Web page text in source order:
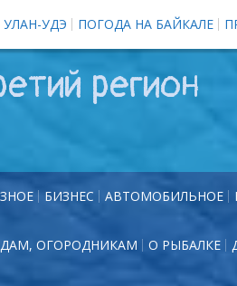
УЛАН-УДЭ ПОГОДА НА БАЙКАЛЕ
регион
БИЗНЕС АВТОМОБИЛЬНОЕ
ОГОРОДНИКАМ О РЫБАЛКЕ